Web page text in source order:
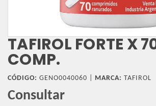
TAFIROL FORTE X
COMP.
CÓDIGO: GENO0040060 | MARCA: TAFIROL
Consultar